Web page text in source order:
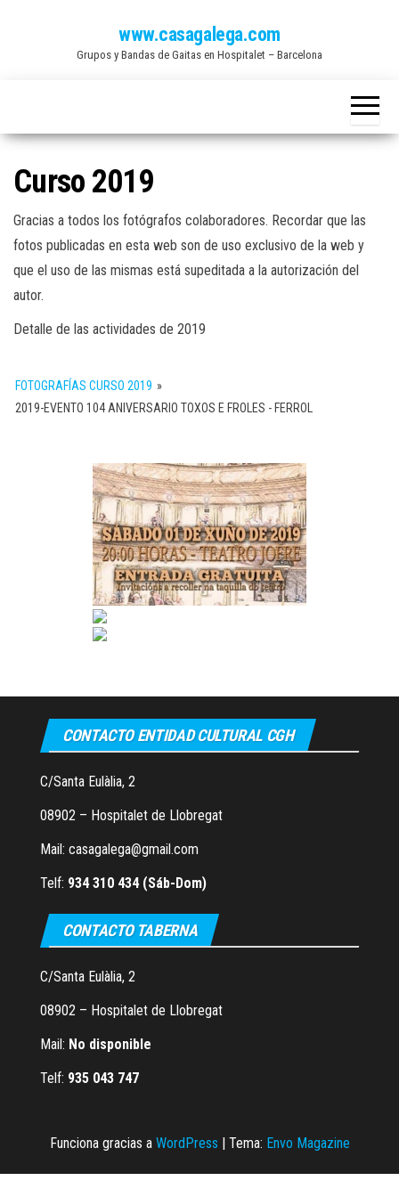
www.casagalega.com
Grupos y Bandas de Gaitas en Hospitalet – Barcelona
Curso 2019
Gracias a todos los fotógrafos colaboradores. Recordar que las
fotos publicadas en esta web son de uso exclusivo de la web y
que el uso de las mismas está supeditada a la autorización del
autor.
Detalle de las actividades de 2019
FOTOGRAFÍAS CURSO 2019 »
2019-EVENTO 104 ANIVERSARIO TOXOS E FROLES - FERROL
CONTACTO ENTIDAD CULTURAL CGH
C/Santa Eulàlia, 2
08902 – Hospitalet de Llobregat
Mail: casagalega@gmail.com
Telf: 934 310 434 (Sáb-Dom)
CONTACTO TABERNA
C/Santa Eulàlia, 2
08902 – Hospitalet de Llobregat
Mail: No disponible
Telf: 935 043 747
Funciona gracias a WordPress | Tema: Envo Magazine